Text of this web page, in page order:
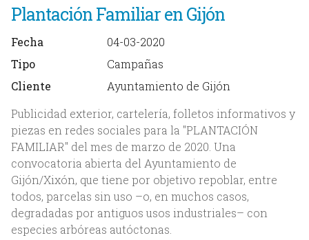
Inicio
Nosotros
Plantación Familiar en Gijón
Fecha
04-03-2020
Tipo
Campañas
Cliente
Ayuntamiento de Gijón
Publicidad exterior, cartelería, folletos informativos y
piezas en redes sociales para la "PLANTACIÓN
FAMILIAR" del mes de marzo de 2020. Una
convocatoria abierta del Ayuntamiento de
Gijón/Xixón, que tiene por objetivo repoblar, entre
todos, parcelas sin uso –o, en muchos casos,
degradadas por antiguos usos industriales– con
especies arbóreas autóctonas.